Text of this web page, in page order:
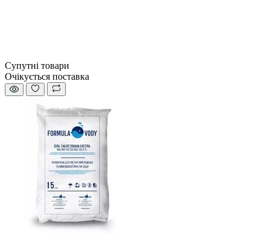
Супутні товари
Очікується поставка